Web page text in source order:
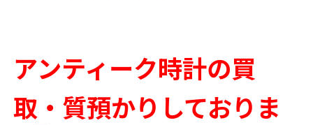
アンティーク時計の買
取・質預かりしておりま